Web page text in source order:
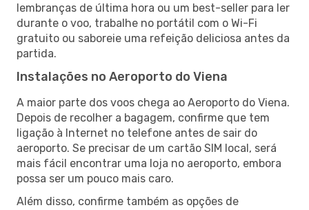
lembranças de última hora ou um best-seller para ler
durante o voo, trabalhe no portátil com o Wi-Fi
gratuito ou saboreie uma refeição deliciosa antes da
partida.
Instalações no Aeroporto do Viena
A maior parte dos voos chega ao Aeroporto do Viena.
Depois de recolher a bagagem, confirme que tem
ligação à Internet no telefone antes de sair do
aeroporto. Se precisar de um cartão SIM local, será
mais fácil encontrar uma loja no aeroporto, embora
possa ser um pouco mais caro.
Além disso, confirme também as opções de